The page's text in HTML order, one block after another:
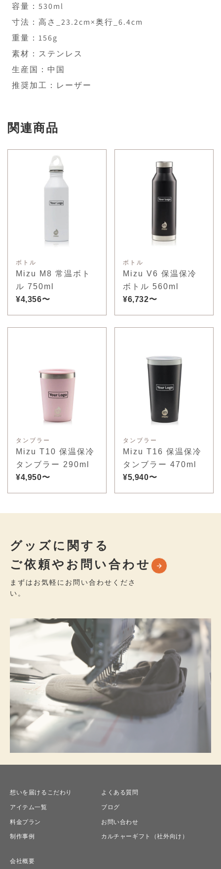
容量：530ml
寸法：高さ_23.2cm×奥行_6.4cm
重量：156g
素材：ステンレス
生産国：中国
推奨加工：レーザー
関連商品
ボトル
Mizu M8 常温ボト
ル 750ml
¥4,356〜
ボトル
Mizu V6 保温保冷
ボトル 560ml
¥6,732〜
タンブラー
Mizu T10 保温保冷
タンブラー 290ml
¥4,950〜
タンブラー
Mizu T16 保温保冷
タンブラー 470ml
¥5,940〜
グッズに関する
ご依頼やお問い合わせ
まずはお気軽にお問い合わせくださ
い。
想いを届けるこだわり
アイテム一覧
料金プラン
制作事例
よくある質問
ブログ
お問い合わせ
カルチャーギフト（社外向け）
会社概要